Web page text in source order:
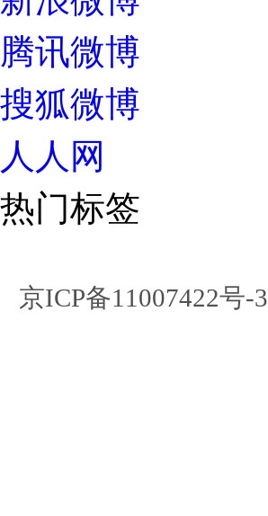
腾讯微博
搜狐微博
人人网
热门标签
京ICP备11007422号-3